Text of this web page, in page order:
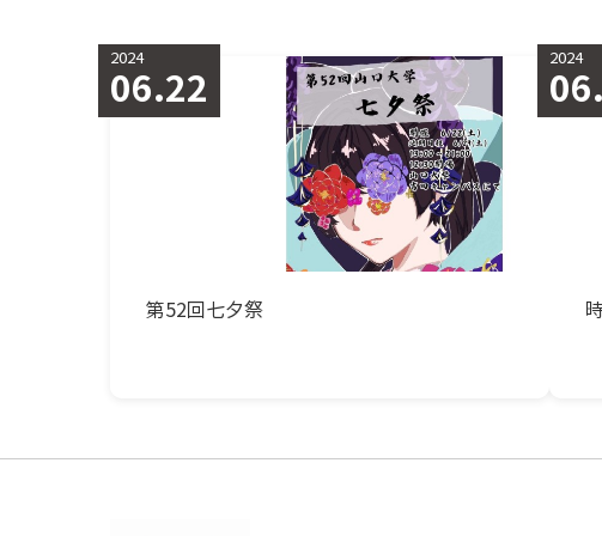
2024
06.22
第52回七夕祭
2024